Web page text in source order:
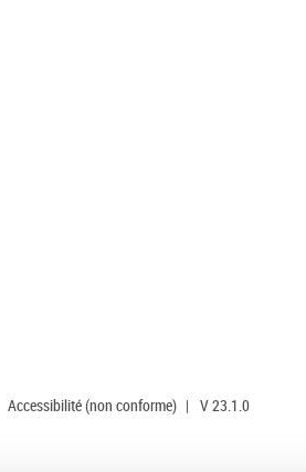
Accessibilité (non conforme) | V 23.1.0